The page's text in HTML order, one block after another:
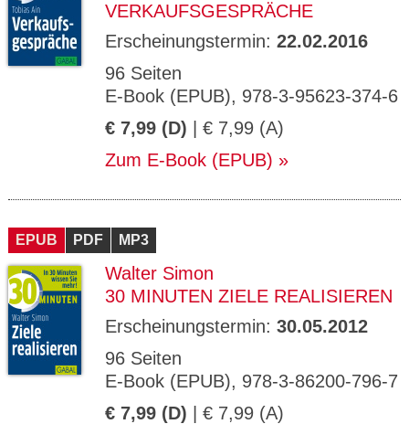
VERKAUFSGESPRÄCHE
Erscheinungstermin: 22.02.2016
96 Seiten
E-Book (EPUB), 978-3-95623-374-6
€ 7,99 (D) | € 7,99 (A)
Zum E-Book (EPUB)
EPUB PDF MP3
Walter Simon
30 MINUTEN ZIELE REALISIEREN
Erscheinungstermin: 30.05.2012
96 Seiten
E-Book (EPUB), 978-3-86200-796-7
€ 7,99 (D) | € 7,99 (A)